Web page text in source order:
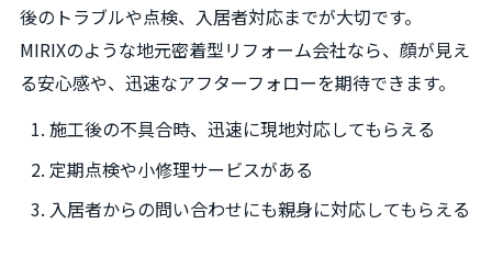
後のトラブルや点検、入居者対応までが大切です。
MIRIXのような地元密着型リフォーム会社なら、顔が見え
る安心感や、迅速なアフターフォローを期待できます。
施工後の不具合時、迅速に現地対応してもらえる
定期点検や小修理サービスがある
入居者からの問い合わせにも親身に対応してもらえる